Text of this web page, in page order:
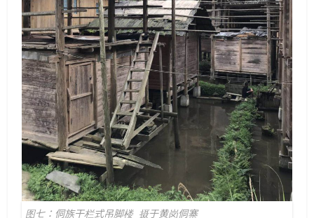
图七：侗族干栏式吊脚楼 摄于黄岗侗寨